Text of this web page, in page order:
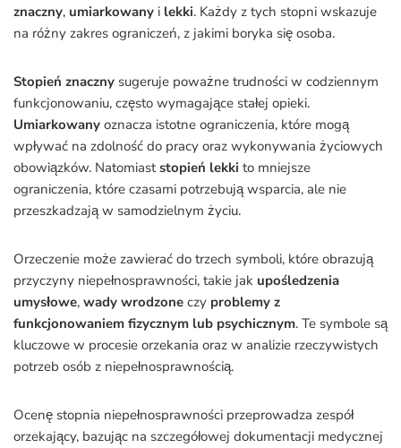
znaczny, umiarkowany i lekki. Każdy z tych stopni wskazuje
na różny zakres ograniczeń, z jakimi boryka się osoba.
Stopień znaczny sugeruje poważne trudności w codziennym
funkcjonowaniu, często wymagające stałej opieki.
Umiarkowany oznacza istotne ograniczenia, które mogą
wpływać na zdolność do pracy oraz wykonywania życiowych
obowiązków. Natomiaststopień lekki to mniejsze
ograniczenia, które czasami potrzebują wsparcia, ale nie
przeszkadzają w samodzielnym życiu.
Orzeczenie może zawierać do trzech symboli, które obrazują
przyczyny niepełnosprawności, takie jak upośledzenia
umysłowe, wady wrodzone czy problemy z
funkcjonowaniem fizycznym lub psychicznym. Te symbole są
kluczowe w procesie orzekania oraz w analizie rzeczywistych
potrzeb osób z niepełnosprawnością.
Ocenę stopnia niepełnosprawności przeprowadza zespół
orzekający, bazując na szczegółowej dokumentacji medycznej